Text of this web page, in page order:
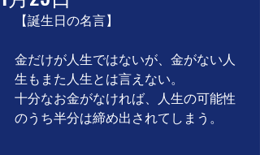
【誕生日の名言】
金だけが人生ではないが、金がない人
生もまた人生とは言えない。
十分なお金がなければ、人生の可能性
のうち半分は締め出されてしまう。